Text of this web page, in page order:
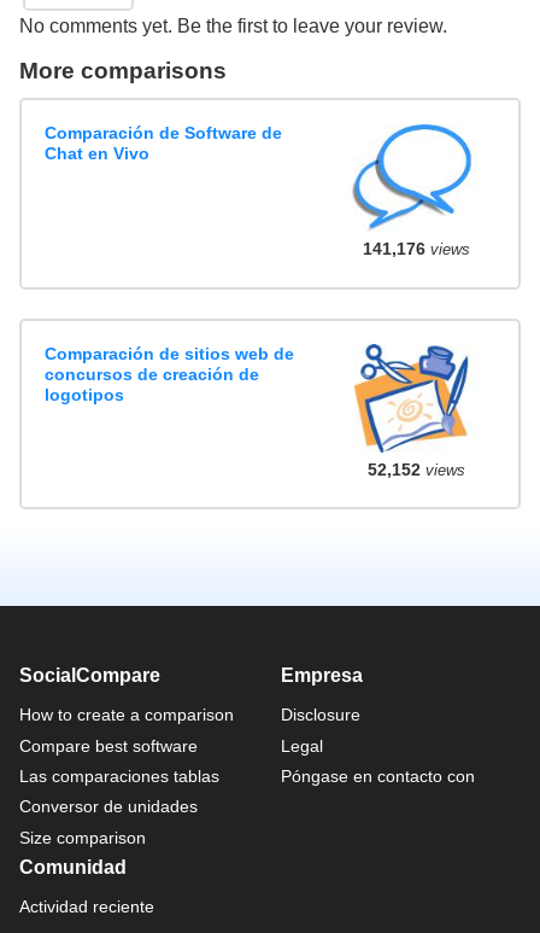
No comments yet. Be the first to leave your review.
More comparisons
Comparación de Software de
Chat en Vivo
141,176views
Comparación de sitios web de
concursos de creación de
logotipos
52,152views
SocialCompare
How to create a comparison
Compare best software
Las comparaciones tablas
Conversor de unidades
Size comparison
Empresa
Disclosure
Legal
Póngase en contacto con
Comunidad
Actividad reciente